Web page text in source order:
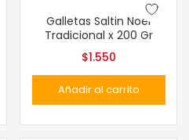
Galletas Saltin Noel
Tradicional x 200 Gr
$1.550
Añadir al carrito